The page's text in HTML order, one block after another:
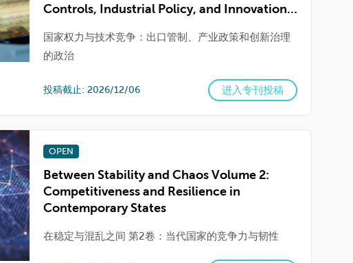
Controls, Industrial Policy, and Innovation
国家权力与技术竞争：出口管制、产业政策和创新治理
的政治
投稿截止: 2026/12/06 进入专刊投稿
OPEN
Between Stability and Chaos Volume 2:
Competitiveness and Resilience in
Contemporary States
在稳定与混乱之间 第2卷：当代国家的竞争力与韧性